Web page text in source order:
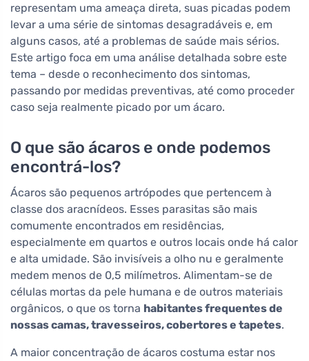
representam uma ameaça direta, suas picadas podem
levar a uma série de sintomas desagradáveis e, em
alguns casos, até a problemas de saúde mais sérios.
Este artigo foca em uma análise detalhada sobre este
tema – desde o reconhecimento dos sintomas,
passando por medidas preventivas, até como proceder
caso seja realmente picado por um ácaro.
O que são ácaros e onde podemos
encontrá-los?
Ácaros são pequenos artrópodes que pertencem à
classe dos aracnídeos. Esses parasitas são mais
comumente encontrados em residências,
especialmente em quartos e outros locais onde há calor
e alta umidade. São invisíveis a olho nu e geralmente
medem menos de 0,5 milímetros. Alimentam-se de
células mortas da pele humana e de outros materiais
orgânicos, o que os torna habitantes frequentes de
nossas camas, travesseiros, cobertores e tapetes.
A maior concentração de ácaros costuma estar nos